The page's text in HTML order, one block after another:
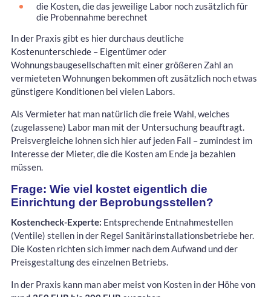
die Kosten, die das jeweilige Labor noch zusätzlich für
die Probennahme berechnet
In der Praxis gibt es hier durchaus deutliche
Kostenunterschiede – Eigentümer oder
Wohnungsbaugesellschaften mit einer größeren Zahl an
vermieteten Wohnungen bekommen oft zusätzlich noch etwas
günstigere Konditionen bei vielen Labors.
Als Vermieter hat man natürlich die freie Wahl, welches
(zugelassene) Labor man mit der Untersuchung beauftragt.
Preisvergleiche lohnen sich hier auf jeden Fall – zumindest im
Interesse der Mieter, die die Kosten am Ende ja bezahlen
müssen.
Frage: Wie viel kostet eigentlich die
Einrichtung der Beprobungsstellen?
Kostencheck-Experte: Entsprechende Entnahmestellen
(Ventile) stellen in der Regel Sanitärinstallationsbetriebe her.
Die Kosten richten sich immer nach dem Aufwand und der
Preisgestaltung des einzelnen Betriebs.
In der Praxis kann man aber meist von Kosten in der Höhe von